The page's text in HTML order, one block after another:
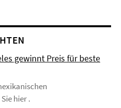
gewinnt Preis für beste
hier .